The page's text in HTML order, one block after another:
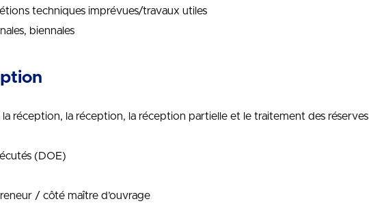
techniques imprévues/travaux utiles
biennales
la réception, la réception, la réception partielle et le traitement des réserves
(DOE)
/ côté maître d’ouvrage